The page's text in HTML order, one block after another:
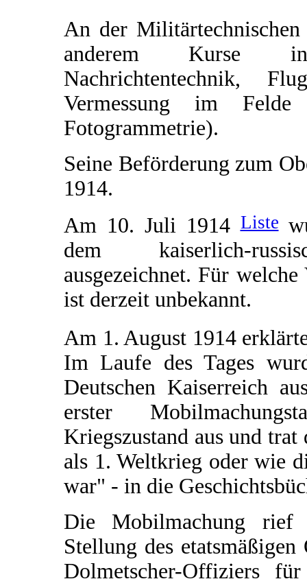
An der
anderem Kurse in
Nachrichtentechnik,
Vermessung im
Fotogrammetrie).
Seine Beförderung zum
1914.
Am 10. Juli 1914Liste
dem kaiserlich-
ausgezeichnet. Für
ist derzeit unbekannt.
Am 1. August 1914
Im Laufe des Tages
Deutschen Kaiserreich
erster
Kriegszustand aus und
als 1. Weltkrieg oder wie
war" - in die
Die Mobilmachung rief
Stellung des
Dolmetscher-Offiziers